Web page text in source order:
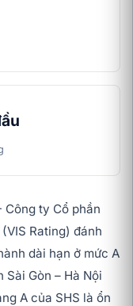
Công ty Cổ phần
Rating) đánh
dài hạn ở mức A
Gòn – Hà Nội
A của SHS là ổn